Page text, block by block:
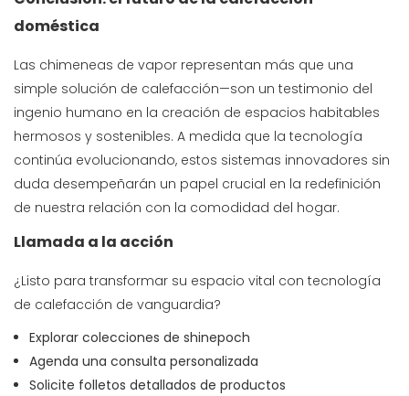
doméstica
Las chimeneas de vapor representan más que una
simple solución de calefacción—son un testimonio del
ingenio humano en la creación de espacios habitables
hermosos y sostenibles. A medida que la tecnología
continúa evolucionando, estos sistemas innovadores sin
duda desempeñarán un papel crucial en la redefinición
de nuestra relación con la comodidad del hogar.
Llamada a la acción
¿Listo para transformar su espacio vital con tecnología
de calefacción de vanguardia?
Explorar colecciones de shinepoch
Agenda una consulta personalizada
Solicite folletos detallados de productos